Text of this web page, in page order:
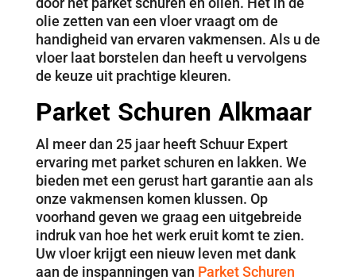
olie zetten van een vloer vraagt om de
handigheid van ervaren vakmensen. Als u de
vloer laat borstelen dan heeft u vervolgens
de keuze uit prachtige kleuren.
Parket Schuren Alkmaar
Al meer dan 25 jaar heeft Schuur Expert
ervaring met parket schuren en lakken. We
bieden met een gerust hart garantie aan als
onze vakmensen komen klussen. Op
voorhand geven we graag een uitgebreide
indruk van hoe het werk eruit komt te zien.
Uw vloer krijgt een nieuw leven met dank
aan de inspanningen van Parket Schuren